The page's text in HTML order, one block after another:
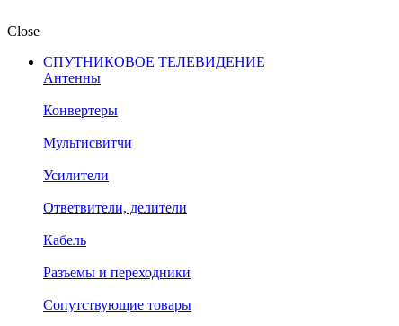
Close
СПУТНИКОВОЕ ТЕЛЕВИДЕНИЕ
Антенны
Конвертеры
Мультисвитчи
Усилители
Ответвители, делители
Кабель
Разъемы и переходники
Сопутствующие товары